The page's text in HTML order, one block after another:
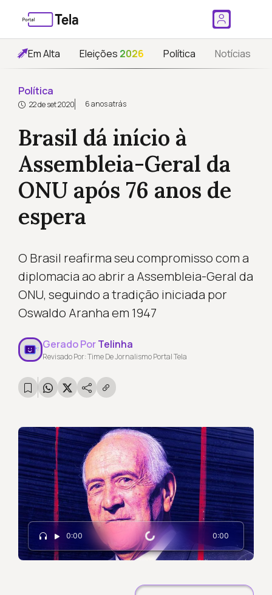
Em Alta Eleições 2026 Política Notícias
Política
22 de set 2020 6 anos atrás
Brasil dá início à
Assembleia-Geral da
ONU após 76 anos de
espera
O Brasil reafirma seu compromisso com a
diplomacia ao abrir a Assembleia-Geral da
ONU, seguindo a tradição iniciada por
Oswaldo Aranha em 1947
Gerado PorTelinha
Revisado Por: Time De Jornalismo Portal Tela
0:00 Carregando... 0:00